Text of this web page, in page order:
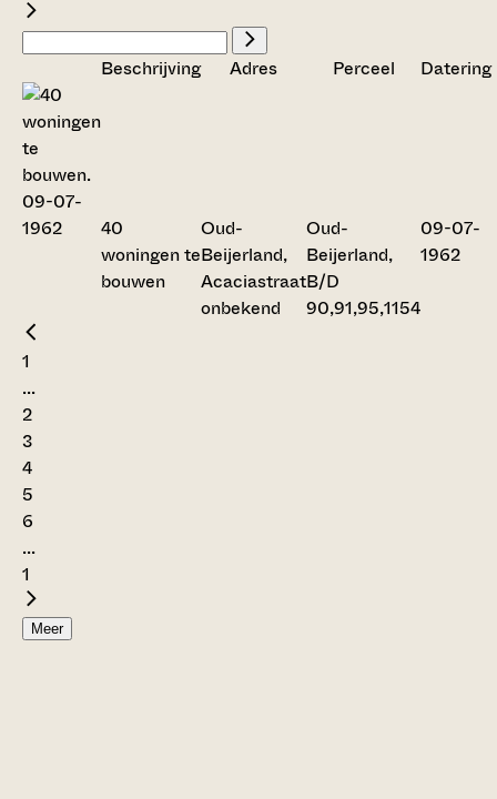
Beschrijving Adres Perceel Datering
40
woningen te
bouwen
Oud-
Beijerland,
Acaciastraat
onbekend
Oud-
Beijerland,
B/D
90,91,95,1154
09-07-
1962
1
...
2
3
4
5
6
...
1
Meer